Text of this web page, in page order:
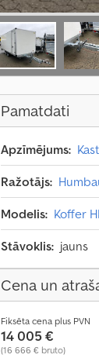
Pamatdati
Apzīmējums:
Ražotājs:
Modelis: Koffer
Stāvoklis: jauns
Cena un
Fiksēta cena plus PVN
14 005 €
(16 666 € bruto)